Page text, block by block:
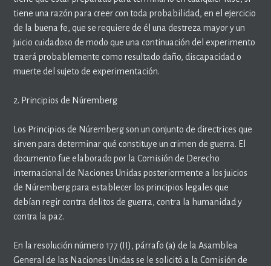
tiene una razón para creer con toda probabilidad, en el ejercicio
de la buena fe, que se requiere de él una destreza mayor y un
juicio cuidadoso de modo que una continuación del experimento
traerá probablemente como resultado daño, discapacidad o
muerte del sujeto de experimentación.
2. Principios de Núremberg
Los Principios de Núremberg son un conjunto de directrices que
sirven para determinar qué constituye un crimen de guerra. El
documento fue elaborado por la Comisión de Derecho
internacional de Naciones Unidas posteriormente a los juicios
de Núremberg para establecer los principios legales que
debían regir contra delitos de guerra, contra la humanidad y
contra la paz.
En la resolución número 177 (II), párrafo (a) de la Asamblea
General de las Naciones Unidas se le solicitó a la Comisión de